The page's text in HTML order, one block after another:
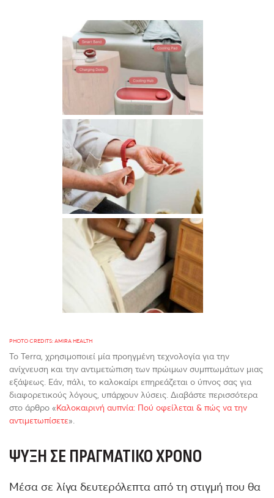
PHOTO CREDITS: AMIRA HEALTH
Το Terra, χρησιμοποιεί μία προηγμένη τεχνολογία για την
ανίχνευση και την αντιμετώπιση των πρώιμων συμπτωμάτων μιας
εξάψεως. Εάν, πάλι, το καλοκαίρι επηρεάζεται ο ύπνος σας για
διαφορετικούς λόγους, υπάρχουν λύσεις. Διαβάστε περισσότερα
στο άρθρο «Καλοκαιρινή αυπνία: Πού οφείλεται & πώς να την
αντιμετωπίσετε».
ΨΎΞΗ ΣΕ ΠΡΑΓΜΑΤΙΚΌ ΧΡΌΝΟ
Μέσα σε λίγα δευτερόλεπτα από τη στιγμή που θα